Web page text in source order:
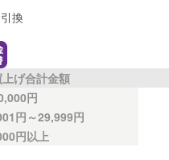
換
上げ合計金額
円
円～29,999円
円以上